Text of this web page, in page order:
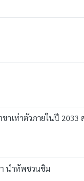
เท่าตัวภายในปี 2033 ส
า นำทัพชวนชิม